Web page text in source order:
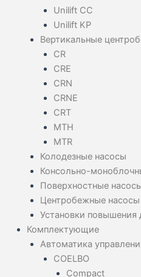
Unilift CC
Unilift KP
Вертикальные
CR
CRE
CRN
CRNE
CRT
MTH
MTR
Колодезные насосы
Консольно-
Поверхностные
Центробежные
Установки повышения
Комплектующие
Автоматика
COELBO
Compact